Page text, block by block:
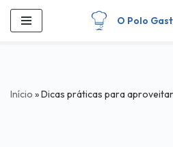
Pular
O Polo
Início »Dicas práticas para